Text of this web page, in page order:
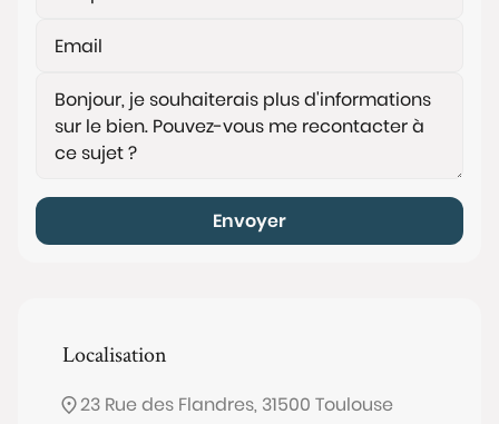
Envoyer
Localisation
23 Rue des Flandres, 31500 Toulouse